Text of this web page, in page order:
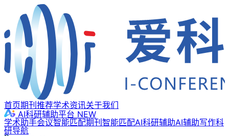
首页期刊推荐学术资讯关于我们
AI科研辅助平台 NEW
学术助手会议智能匹配期刊智能匹配AI科研辅助AI辅助写作科
研导航